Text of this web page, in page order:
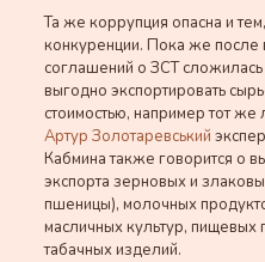
Та же коррупция опасна и
конкуренции. Пока же после
соглашений о ЗСТ сложилась
выгодно экспортировать
стоимостью, например тот
Артур Золотаревський
Кабмина также говорится о
экспорта зерновых и
пшеницы), молочных
масличных культур, пищевых
табачных изделий.